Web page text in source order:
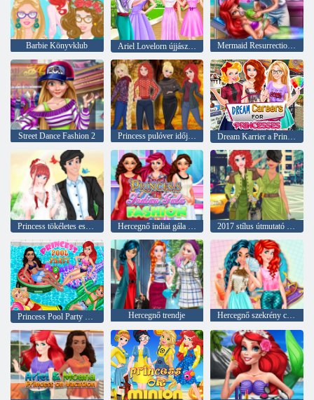
Barbie Könyvklub Ariel Lovelorn újjászületése Mermaid Resurrection vészhelyzet
Street Dance Fashion 2 Princess pulóver időjárás Dream Karrier a Princesses
Hercegnő trendje Hercegnő szekrény csere